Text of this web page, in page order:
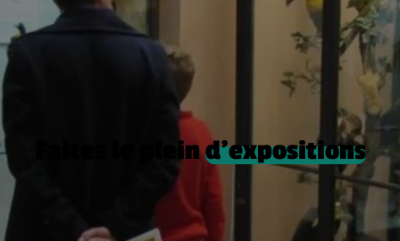
Faites le pleind’expositions